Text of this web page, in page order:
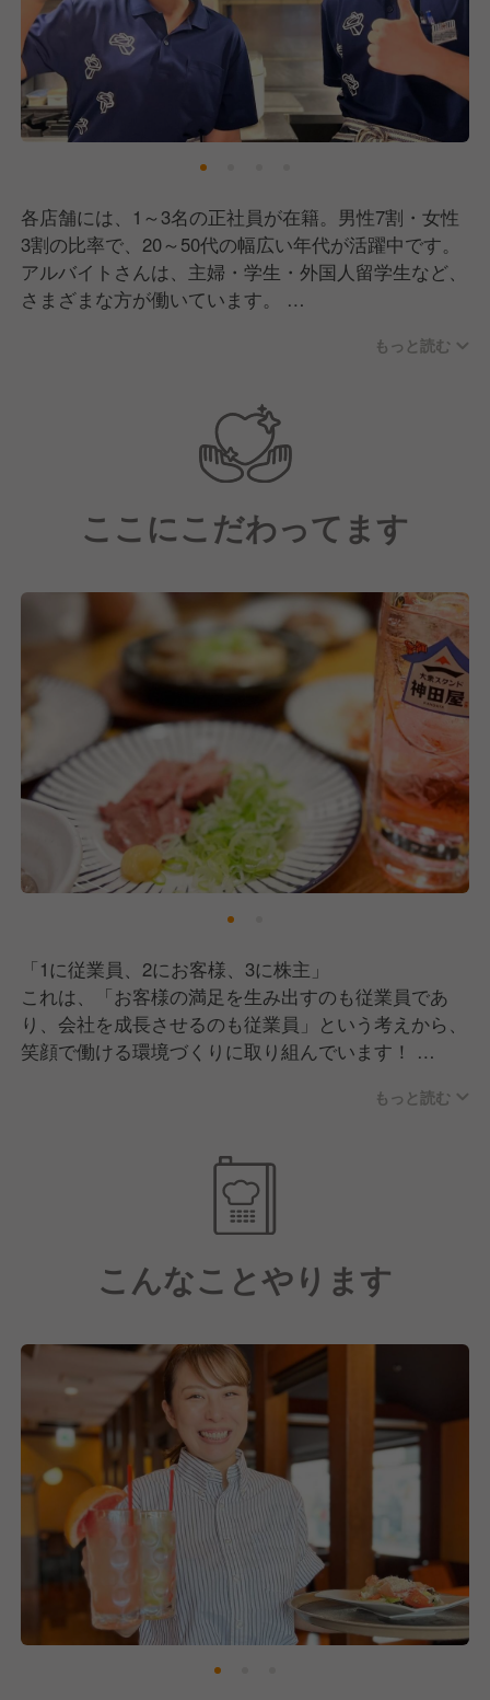
各店舗には、1～3名の正社員が在籍。男性7割・女性
3割の比率で、20～50代の幅広い年代が活躍中です。
アルバイトさんは、主婦・学生・外国人留学生など、
さまざまな方が働いています。
また、エリアの店舗同士での協力体制は万全。アルバ
にヘルプをお願いすることが可能。店長が休日返上で
無理して働くのではなく、みんなで助け合いながら取
★独自のエリア制を採用！
同じエリアの店長（約10～15名）がチームを組み、
有したり、時にはプライベートの相談に乗ったり。ま
た、スタッフが急に休んだ場合は、他の店舗にヘルプ
もOK。店長が休日返上で働く必要がなく、残業は月
20.03時間と少なめです！
もっと読む
ここにこだわってます
「1に従業員、2にお客様、3に株主」
これは、「お客様の満足を生み出すのも従業員であ
り、会社を成長させるのも従業員」という考えから、
笑顔で働ける環境づくりに取り組んでいます！
〇奨学金返済支援制度あり！最大120万円補助。
〇年2回、5連休あり！（夏期・冬期）
さらに、ある程度経験を積んだ後は、「エリア限定勤
務」「時短勤務」「土日休み」「週休3日」「接客・
調理の専門職」など、多様な働き方が選択可能。結婚
躍できる環境を整えています。
＼こんな方にピッタリです！／
□創業56年の上場企業で腰を据えて働きたい
□飲食の仕事は大好きだけど、待遇・福利厚生もしっ
かりしてて欲しい
□ワークライフバランスを大切にしたい
□頑張りが正当に評価される環境で、店長を目指した
□風通しの良い職場でイキイキ働きたい
テンアライドは平均勤続年数約15年。これからも社員
の幸せを最優先に考えます！
もっと読む
こんなことやります